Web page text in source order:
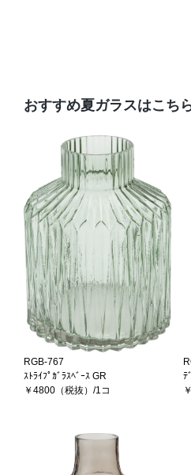
おすすめ夏ガラスはこち
RGB-767
ｽﾄﾗｲﾌﾟｶﾞﾗｽﾍﾞｰｽ GR
￥4800（税抜）/1コ
ﾃ